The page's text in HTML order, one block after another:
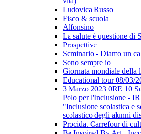
Ludovica Russo
Fisco & scuola
Alfonsino
La salute è questione di
Prospettive
Seminario - Diamo un
Sono sempre io
Giornata mondiale della
Educational tour 08/03/
3 Marzo 2023 0RE 10
Polo per l'Inclusione -
"Inclusione scolastica e
scolastico degli alunni
Procida. Carrefour di